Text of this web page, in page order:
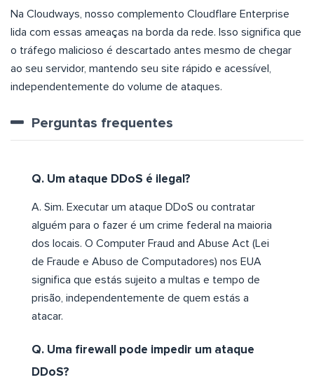
Na Cloudways, nosso complemento Cloudflare Enterprise
lida com essas ameaças na borda da rede. Isso significa que
o tráfego malicioso é descartado antes mesmo de chegar
ao seu servidor, mantendo seu site rápido e acessível,
independentemente do volume de ataques.
Perguntas frequentes
Q. Um ataque DDoS é ilegal?
A. Sim. Executar um ataque DDoS ou contratar
alguém para o fazer é um crime federal na maioria
dos locais. O Computer Fraud and Abuse Act (Lei
de Fraude e Abuso de Computadores) nos EUA
significa que estás sujeito a multas e tempo de
prisão, independentemente de quem estás a
atacar.
Q. Uma firewall pode impedir um ataque
DDoS?